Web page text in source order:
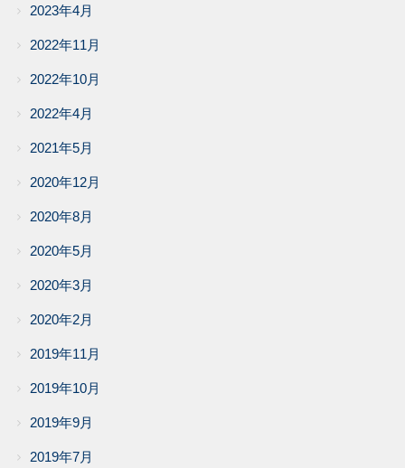
2023年4月
2022年11月
2022年10月
2022年4月
2021年5月
2020年12月
2020年8月
2020年5月
2020年3月
2020年2月
2019年11月
2019年10月
2019年9月
2019年7月